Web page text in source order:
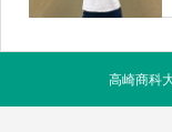
高崎商科